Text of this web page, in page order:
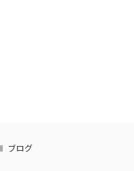
ブログ